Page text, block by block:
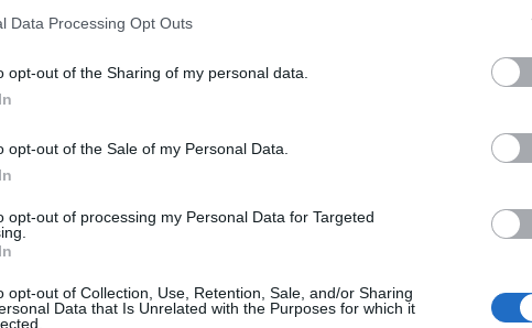
Data Processing Opt Outs
opt-out of the Sharing of my personal data.
opt-out of the Sale of my Personal Data.
opt-out of processing my Personal Data for Targeted
opt-out of Collection, Use, Retention, Sale, and/or Sharing
Data that Is Unrelated with the Purposes for which it
5 mars, le village médiéval se verra donc
la journée.
en chocolat et bien-être avec des séances de
sera à l’honneur avec des ateliers chocolatés pour vos